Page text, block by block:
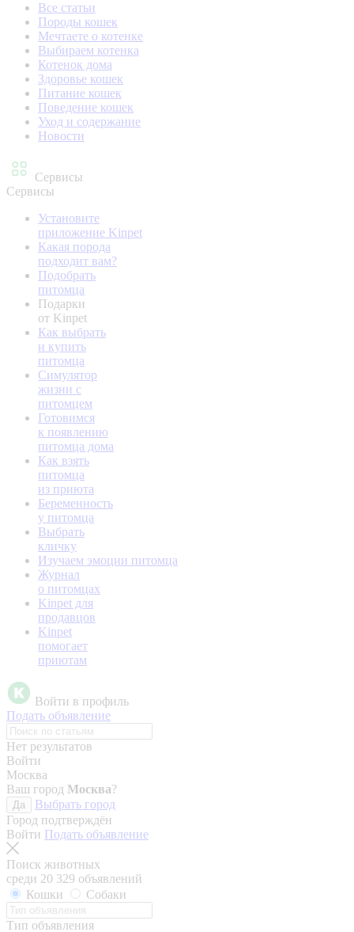
Все статьи
Породы кошек
Мечтаете о котенке
Выбираем котенка
Котенок дома
Здоровье кошек
Питание кошек
Поведение кошек
Уход и содержание
Новости
Сервисы
Сервисы
Установите
приложение Kinpet
Какая порода
подходит вам?
Подобрать
питомца
Подарки
от Kinpet
Как выбрать
и купить
питомца
Симулятор
жизни с
питомцем
Готовимся
к появлению
питомца дома
Как взять
питомца
из приюта
Беременность
у питомца
Выбрать
кличку
Изучаем эмоции питомца
Журнал
о питомцах
Kinpet для
продавцов
Kinpet
помогает
приютам
Войти в профиль
Подать объявление
Нет результатов
Войти
Москва
Ваш город Москва?
Да
Выбрать город
Город подтверждён
Войти Подать объявление
Поиск животных
среди 20 329 объявлений
Кошки
Собаки
Тип объявления